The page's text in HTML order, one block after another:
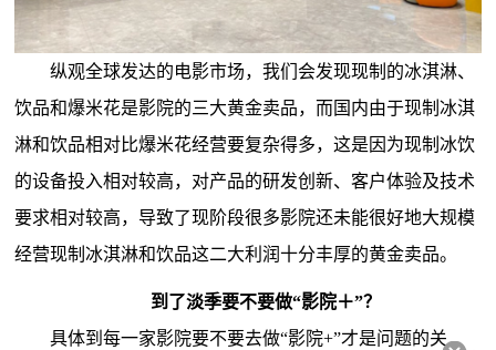
纵观全球发达的电影市场，我们会发现现制的冰淇淋、
饮品和爆米花是影院的三大黄金卖品，而国内由于现制冰淇
淋和饮品相对比爆米花经营要复杂得多，这是因为现制冰饮
的设备投入相对较高，对产品的研发创新、客户体验及技术
要求相对较高，导致了现阶段很多影院还未能很好地大规模
经营现制冰淇淋和饮品这二大利润十分丰厚的黄金卖品。
到了淡季要不要做“影院＋”？
具体到每一家影院要不要去做“影院+”才是问题的关